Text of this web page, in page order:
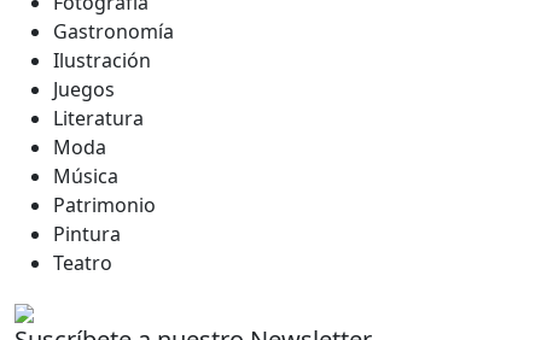
Gastronomía
Ilustración
Juegos
Literatura
Moda
Música
Patrimonio
Pintura
Teatro